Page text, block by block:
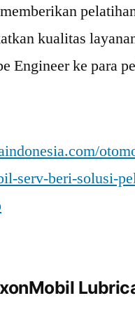
kualitas
Engineer ke para
serv-beri-solusi-